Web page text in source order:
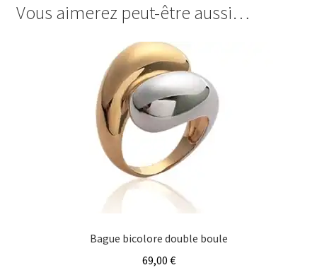
Vous aimerez peut-être aussi…
Bague bicolore double boule
69,00 €